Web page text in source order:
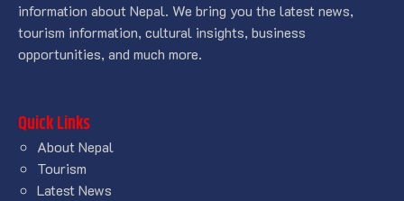
information about Nepal. We bring you the latest news,
tourism information, cultural insights, business
opportunities, and much more.
Quick Links
About Nepal
Tourism
Latest News